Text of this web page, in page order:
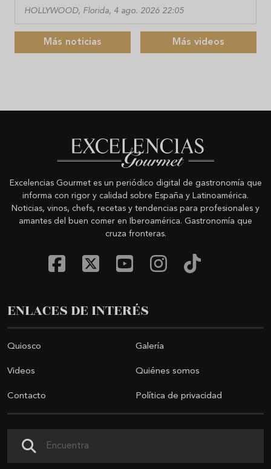
HOLLYWOOD, Florida, 4 ago. 2026 22:05
Más noticias Más videos
Excelencias Gourmet es un periódico digital de gastronomía que
informa con rigor y calidad sobre España y Latinoamérica.
Noticias, vinos, chefs, recetas y tendencias para profesionales y
amantes del buen comer en Iberoamérica. Gastronomía que
cruza fronteras.
ENLACES DE INTERÉS
Quiosco Galería
Videos Quiénes somos
Contacto Política de privacidad